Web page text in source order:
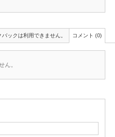
バックは利用できません。 コメント (0)
ん。